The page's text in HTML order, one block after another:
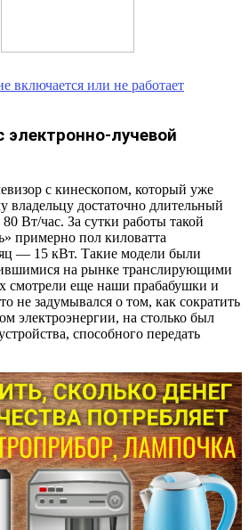
включается или не работает
электронно-лучевой
с кинескопом, который уже
владельцу достаточно длительный
Вт/час. За сутки работы такой
примерно пол киловатта
— 15 кВт. Такие модели были
на рынке транслирующими
смотрели еще наши прабабушки и
не задумывался о том, как сократить
электроэнергии, на столько был
способного передать